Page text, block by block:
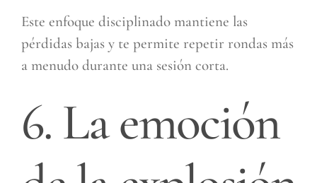
Este enfoque disciplinado mantiene las
pérdidas bajas y te permite repetir rondas más
a menudo durante una sesión corta.
6. La emoción